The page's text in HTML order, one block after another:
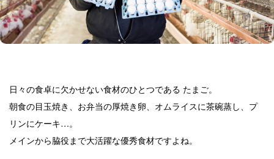
日々の食卓に欠かせない食材のひとつである たまご。
朝食の目玉焼き、お弁当の厚焼き卵、オムライスに茶碗蒸し、プ
リンにケーキ…。
メインから脇役まで大活躍な優秀食材ですよね。